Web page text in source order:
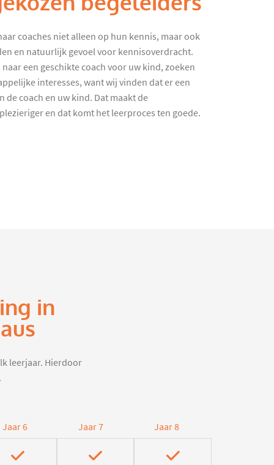
coaches niet alleen op hun kennis, maar ook
en natuurlijk gevoel voor kennisoverdracht.
een geschikte coach voor uw kind, zoeken
interesses, want wij vinden dat er een
de coach en uw kind. Dat maakt de
en dat komt het leerproces ten goede.
in
leerjaar. Hierdoor
Jaar 6 Jaar 7 Jaar 8